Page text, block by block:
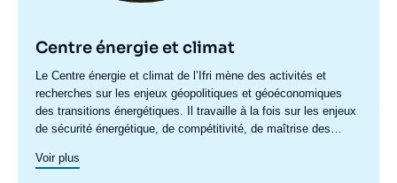
Centre énergie et climat
Accroche
centre
Le Centre énergie et climat de l’Ifri mène des activités et
recherches sur les enjeux géopolitiques et géoéconomiques
des transitions énergétiques. Il travaille à la fois sur les enjeux
de sécurité énergétique, de compétitivité, de maîtrise des
des politiques européennes de l’énergie et du climat, et des
Voir plus